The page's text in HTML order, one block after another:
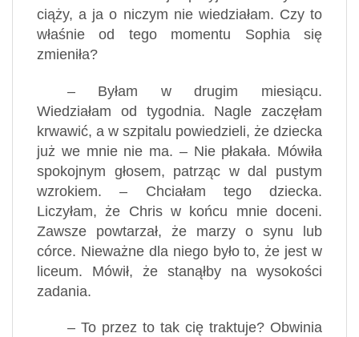
ciąży, a ja o niczym nie wiedziałam. Czy to
właśnie od tego momentu Sophia się
zmieniła?
– Byłam w drugim miesiącu.
Wiedziałam od tygodnia. Nagle zaczęłam
krwawić, a w szpitalu powiedzieli, że dziecka
już we mnie nie ma. – Nie płakała. Mówiła
spokojnym głosem, patrząc w dal pustym
wzrokiem. – Chciałam tego dziecka.
Liczyłam, że Chris w końcu mnie doceni.
Zawsze powtarzał, że marzy o synu lub
córce. Nieważne dla niego było to, że jest w
liceum. Mówił, że stanąłby na wysokości
zadania.
– To przez to tak cię traktuje? Obwinia